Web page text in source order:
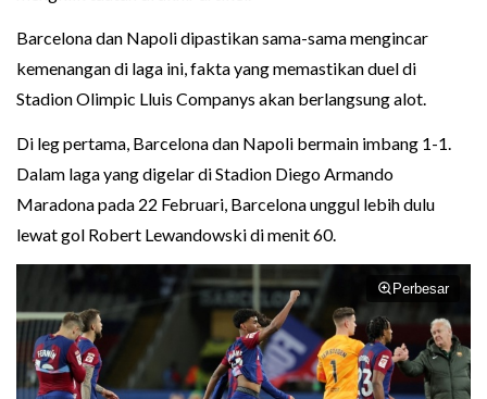
Barcelona dan Napoli dipastikan sama-sama mengincar
kemenangan di laga ini, fakta yang memastikan duel di
Stadion Olimpic Lluis Companys akan berlangsung alot.
Di leg pertama, Barcelona dan Napoli bermain imbang 1-1.
Dalam laga yang digelar di Stadion Diego Armando
Maradona pada 22 Februari, Barcelona unggul lebih dulu
lewat gol Robert Lewandowski di menit 60.
Perbesar